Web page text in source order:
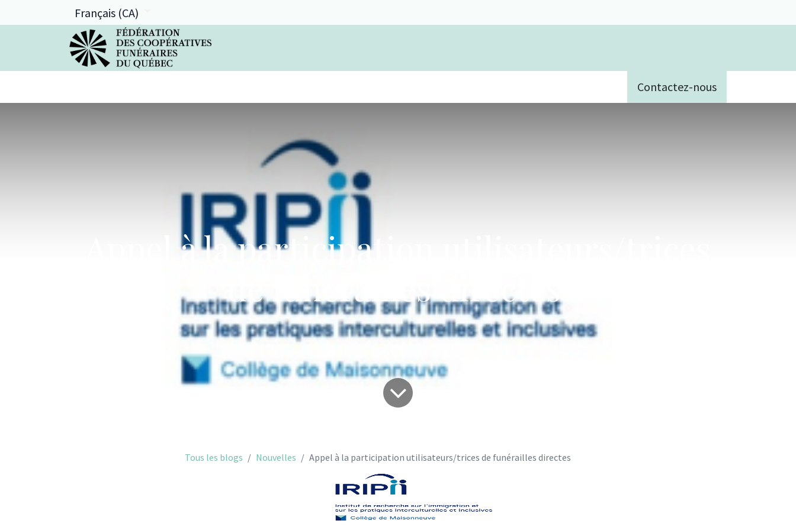
Français (CA)
Contactez-nous
Appel à la participation utilisateurs/trices
de funérailles directes
Tous les blogs Nouvelles Appel à la participation utilisateurs/trices de funérailles directes